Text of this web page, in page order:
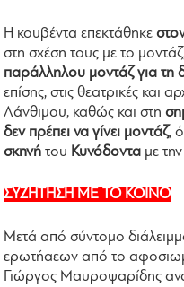
Η κουβέντα επεκτάθηκε
στη σχέση τους με το
παράλληλου μοντάζ για τη
επίσης, στις θεατρικές και
Λάνθιμου, καθώς και στη
δεν πρέπει να γίνει μοντάζ,
σκηνήτου Κυνόδοντα με
ΣΥΖΗΤΗΣΗ ΜΕ ΤΟ ΚΟΙΝΟ
Μετά από σύντομο
ερωτήαεων από το
Γιώργος Μαυροψαρίδης